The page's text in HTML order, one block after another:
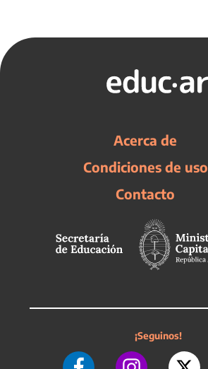
Acerca de
Condiciones de uso
Contacto
¡Seguinos!